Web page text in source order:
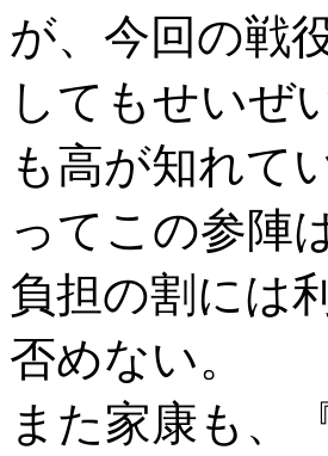
が、今回の戦
してもせいぜ
も高が知れて
ってこの参陣
負担の割には
否めない。
また家康も、